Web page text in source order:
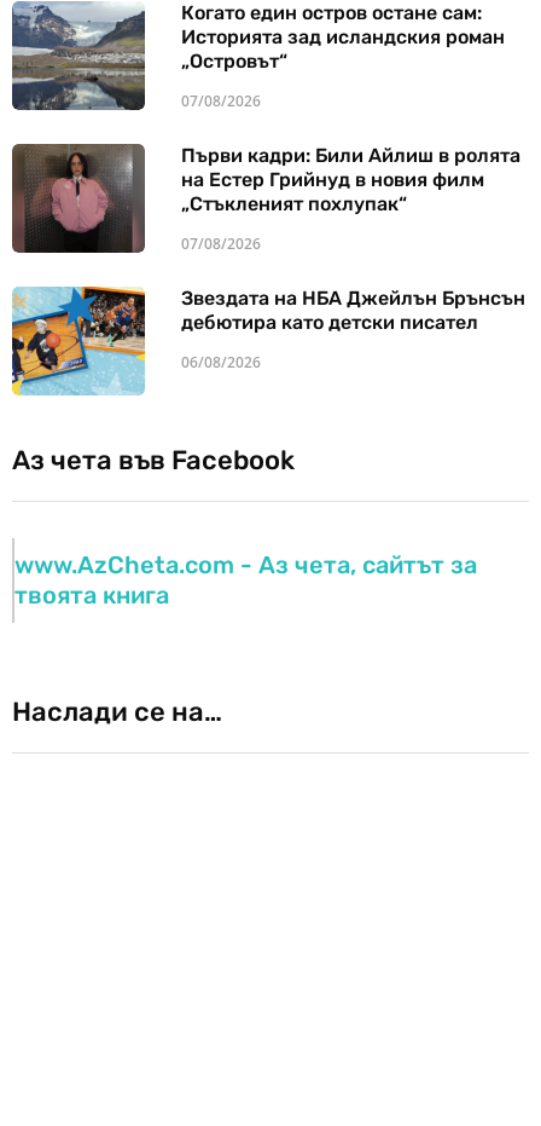
Когато един остров остане сам:
Историята зад исландския роман
„Островът“
07/08/2026
Първи кадри: Били Айлиш в ролята
на Естер Грийнуд в новия филм
„Стъкленият похлупак“
07/08/2026
Звездата на НБА Джейлън Брънсън
дебютира като детски писател
06/08/2026
Аз чета във Facebook
www.AzCheta.com - Аз чета, сайтът за
твоята книга
Наслади се на…